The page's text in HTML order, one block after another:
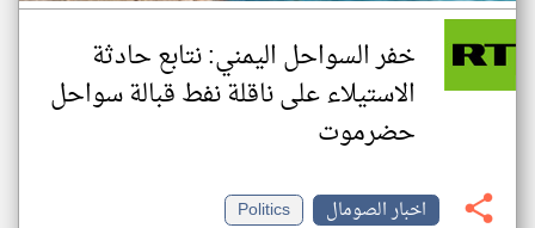
خفر السواحل اليمني: نتابع حادثة
الاستيلاء على ناقلة نفط قبالة سواحل
حضرموت
اخبار الصومال
Politics